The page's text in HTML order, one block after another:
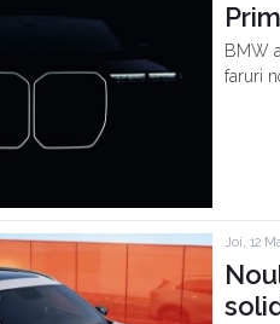
BMW
faruri
Joi, 12